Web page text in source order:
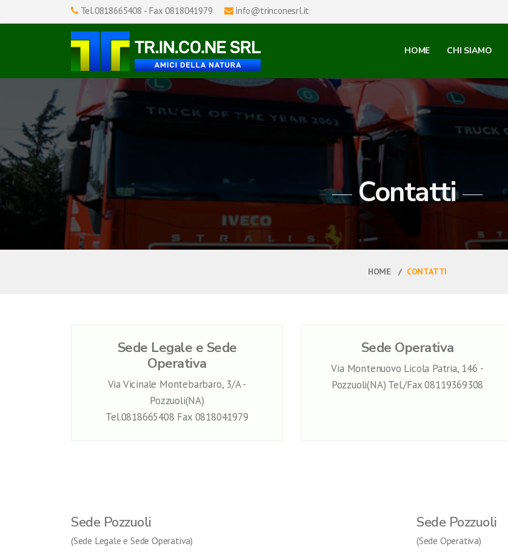
Tel.0818665408 - Fax 0818041979 info@trinconesrl.it
HOME CHI SIAMO
Contatti
HOME CONTATTI
Sede Legale e Sede
Operativa
Via Vicinale Montebarbaro, 3/A -
Pozzuoli(NA)
Tel.0818665408 Fax 0818041979
Sede Operativa
Via Montenuovo Licola Patria, 146 -
Pozzuoli(NA) Tel./Fax 08119369308
Sede Pozzuoli
(Sede Legale e Sede Operativa)
Sede Pozzuoli
(Sede Operativa)